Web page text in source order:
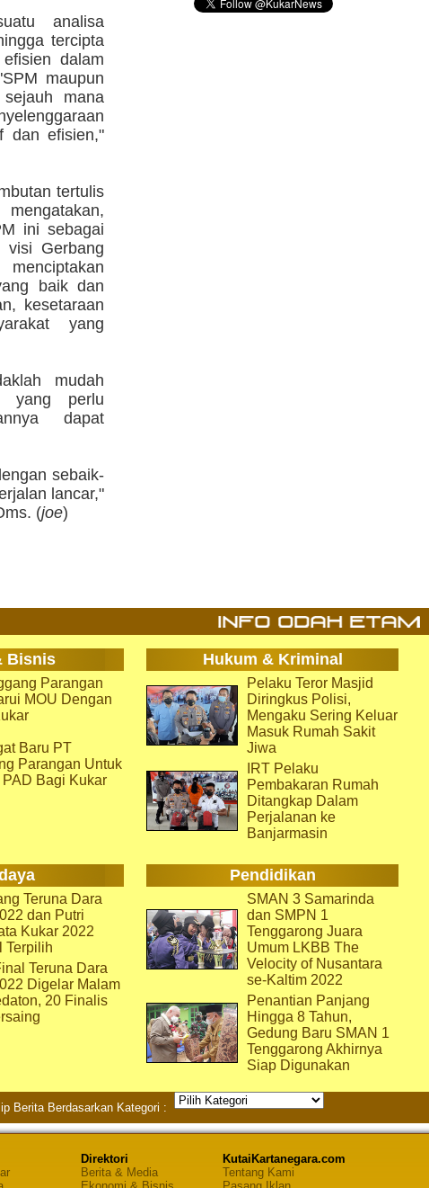
analisa
tercipta
dalam
maupun
mana
dan efisien,"
tertulis
ini sebagai
visi Gerbang
baik dan
kesetaraan
yang
mudah
yang perlu
dapat
sebaik-
lancar,"
(joe)
Bisnis Hukum & Kriminal
Parangan
MOU Dengan
Baru PT
Parangan Untuk
PAD Bagi Kukar
Pelaku Teror Masjid
Diringkus Polisi,
Mengaku Sering Keluar
Masuk Rumah Sakit
Jiwa
IRT Pelaku
Pembakaran Rumah
Ditangkap Dalam
Perjalanan ke
Banjarmasin
Pendidikan
Teruna Dara
dan Putri
Kukar 2022
Terpilih
Teruna Dara
Digelar Malam
20 Finalis
SMAN 3 Samarinda
dan SMPN 1
Tenggarong Juara
Umum LKBB The
Velocity of Nusantara
se-Kaltim 2022
Penantian Panjang
Hingga 8 Tahun,
Gedung Baru SMAN 1
Tenggarong Akhirnya
Siap Digunakan
Berita Berdasarkan Kategori :
Direktori
Berita & Media
KutaiKartanegara.com
Tentang Kami